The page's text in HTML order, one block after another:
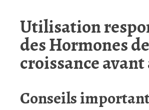
Utilisation
desHormones de
croissance avant
Conseils